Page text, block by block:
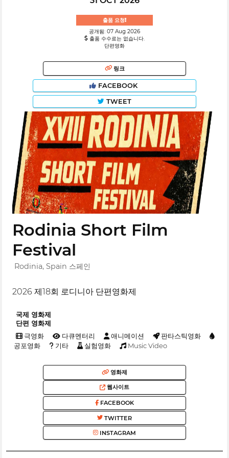
출품 요청!
공개됨: 07 Aug 2026
출품 수수료는 없습니다.
단편영화
링크
FACEBOOK
TWEET
Rodinia Short Film
Festival
Rodinia, Spain 스페인
2026 제18회 로디니아 단편영화제
국제 영화제
단편 영화제
극영화 다큐멘터리 애니메이션
판타스틱영화
공포영화
기타 실험영화 Music Video
영화제
웹사이트
FACEBOOK
TWITTER
INSTAGRAM